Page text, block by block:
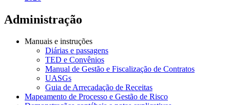
Administração
Manuais e instruções
Diárias e passagens
TED e Convênios
Manual de Gestão e Fiscalização de Contratos
UASGs
Guia de Arrecadação de Receitas
Mapeamento de Processo e Gestão de Risco